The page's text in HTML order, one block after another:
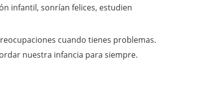
infantil, sonrían felices, estudien
cuando tienes problemas.
nuestra infancia para siempre.